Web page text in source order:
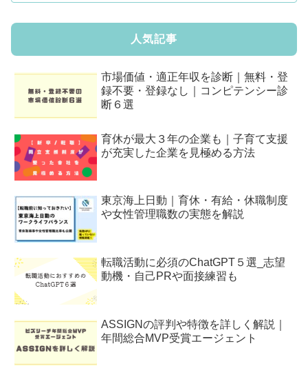
人気記事
市場価値・適正年収を診断｜無料・登
録不要・登録なし｜コンピテンシー診
断６選
育休が最大３年の企業も｜子育て支援
が充実した企業を見極める方法
東京海上日動｜育休・有給・休職制度
や女性管理職数の実態を解説
転職活動に必須のChatGPT５選_志望
動機・自己PRや面接練習も
ASSIGNの評判や特徴を詳しく解説｜
年間総合MVP受賞エージェント